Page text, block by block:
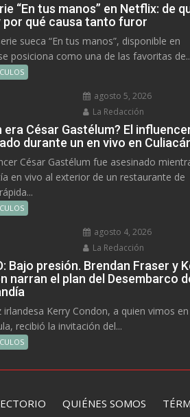
“En tus manos” en Netflix: de
qué causa tanto furor
sueca “En tus manos”, disponible en
posiciona como una de las favoritas
agosto 5, 2026
La Redacción
era César Gastélum? El
durante un en vivo en
César Gastélum fue asesinado
en vivo al exterior de un restaurante de
agosto 4, 2026
La Redacción
Bajo presión. Brendan Fraser y
narran el plan del Desembarco
irlandesa Kerry Condon, a quien vimos en
recibió la invitación del...
QUIÉNES SOMOS